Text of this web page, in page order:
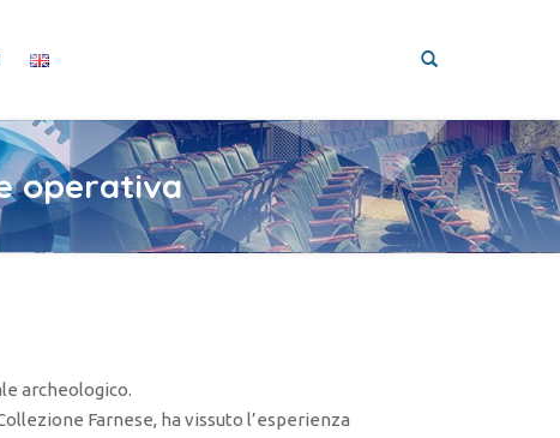
operativa
archeologico.
Farnese, ha vissuto l’esperienza